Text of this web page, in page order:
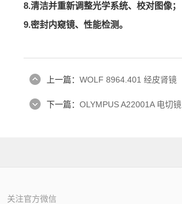
8.清洁并重新调整光学系统、校对图像；
9.密封内窥镜、性能检测。
上一篇： WOLF 8964.401 经皮肾镜
下一篇： OLYMPUS A22001A 电切镜
关注官方微信